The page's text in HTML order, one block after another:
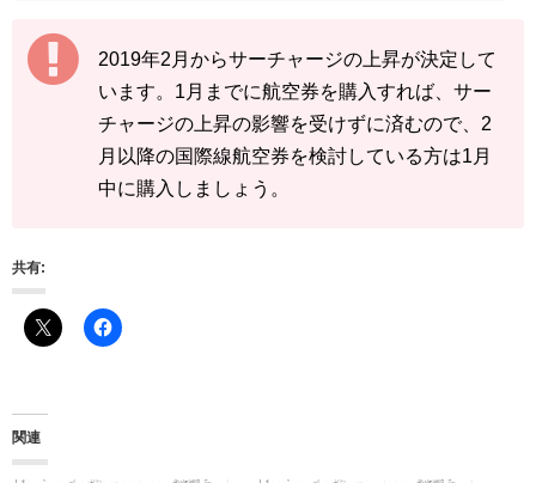
NA一択です。2028年以降、SFC会員のう...
2019年2月からサーチャージの上昇が決定して
います。1月までに航空券を購入すれば、サー
チャージの上昇の影響を受けずに済むので、2
月以降の国際線航空券を検討している方は1月
中に購入しましょう。
共有:
関連